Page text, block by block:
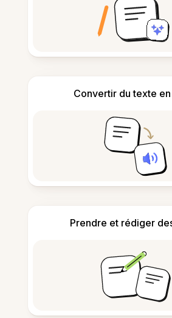
Convertir du texte
Prendre et rédiger